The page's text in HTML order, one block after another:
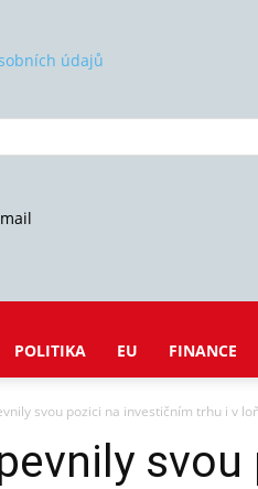
údajů
POLITIKA EU FINANCE
svou pozici na investičním trhu i v